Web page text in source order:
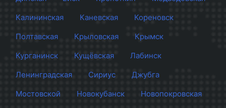
Калининская
Каневская
Кореновск
Полтавская
Крыловская
Крымск
Курганинск
Кущёвская
Лабинск
Ленинградская
Сириус
Джубга
Мостовской
Новокубанск
Новопокровская